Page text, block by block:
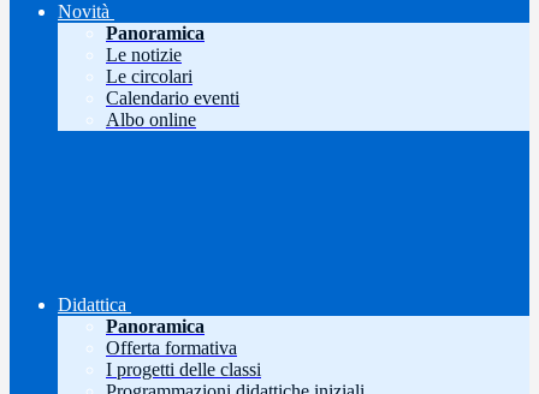
Novità
Panoramica
Le notizie
Le circolari
Calendario eventi
Albo online
Didattica
Panoramica
Offerta formativa
I progetti delle classi